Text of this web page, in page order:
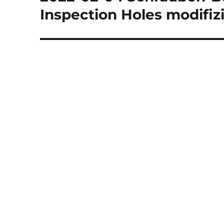
Beitrag:
Inspection Holes